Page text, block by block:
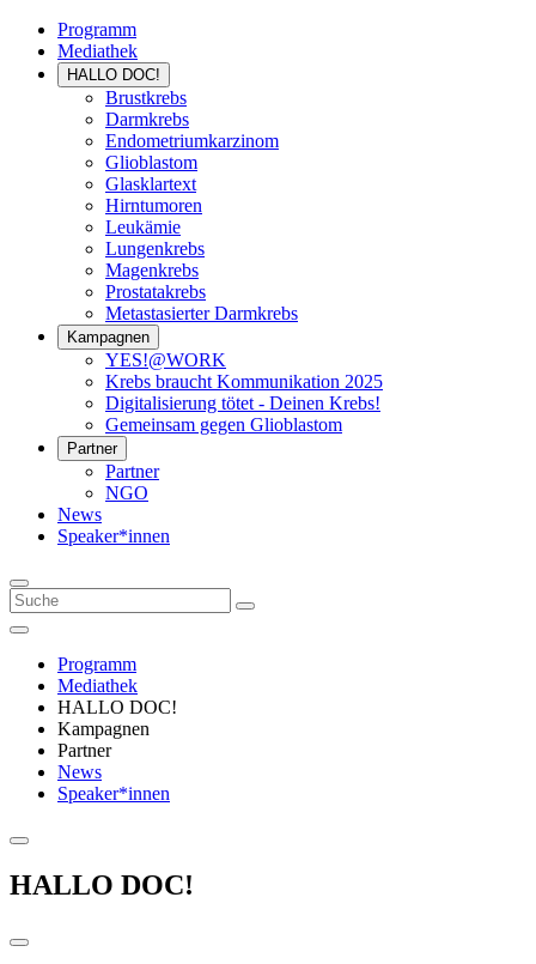
Programm
Mediathek
HALLO DOC!
Brustkrebs
Darmkrebs
Endometriumkarzinom
Glioblastom
Glasklartext
Hirntumoren
Leukämie
Lungenkrebs
Magenkrebs
Prostatakrebs
Metastasierter Darmkrebs
Kampagnen
YES!@WORK
Krebs braucht Kommunikation 2025
Digitalisierung tötet - Deinen Krebs!
Gemeinsam gegen Glioblastom
Partner
Partner
NGO
News
Speaker*innen
Programm
Mediathek
HALLO DOC!
Kampagnen
Partner
News
Speaker*innen
HALLO DOC!